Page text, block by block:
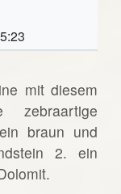
mit diesem
braun und
2. ein